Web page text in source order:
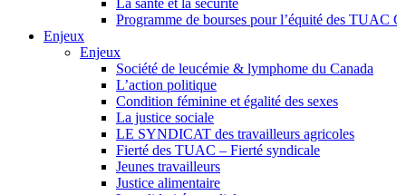
La santé et la sécurité
Programme de bourses pour l’équité des TUAC
Enjeux
Enjeux
Société de leucémie & lymphome du Canada
L’action politique
Condition féminine et égalité des sexes
La justice sociale
LE SYNDICAT des travailleurs agricoles
Fierté des TUAC – Fierté syndicale
Jeunes travailleurs
Justice alimentaire